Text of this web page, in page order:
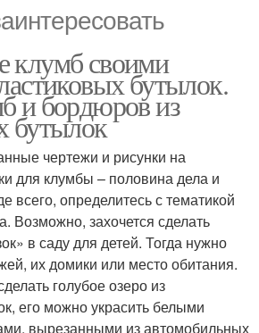
клумб своими
бутылок.
и бордюров из
бутылок
чертежи и рисунки на
для клумбы – половина дела и
всего, определитесь с тематикой
Возможно, захочется сделать
в саду для детей. Тогда нужно
их домики или место обитания.
голубое озеро из
его можно украсить белыми
вырезанными из автомобильных